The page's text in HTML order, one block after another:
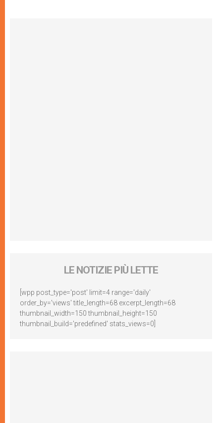
LE NOTIZIE PIÙ LETTE
[wpp post_type='post' limit=4 range='daily'
order_by='views' title_length=68 excerpt_length=68
thumbnail_width=150 thumbnail_height=150
thumbnail_build='predefined' stats_views=0]